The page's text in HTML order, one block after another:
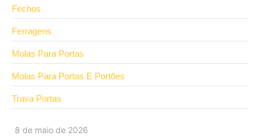
8 de maio de 2026
Fechos
Ferragens
Molas Para Portas
Molas Para Portas E Portões
Trava Portas